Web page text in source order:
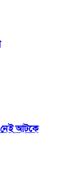
নেই আটকে